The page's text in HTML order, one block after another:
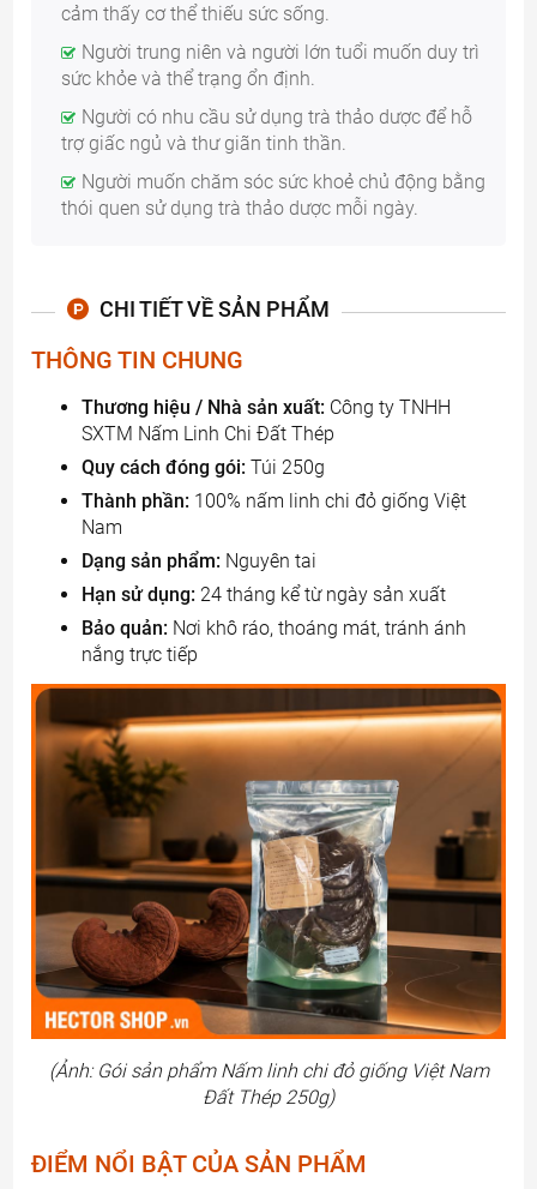
cảm thấy cơ thể thiếu sức sống.
Người trung niên và người lớn tuổi muốn duy trì
sức khỏe và thể trạng ổn định.
Người có nhu cầu sử dụng trà thảo dược để hỗ
trợ giấc ngủ và thư giãn tinh thần.
Người muốn chăm sóc sức khoẻ chủ động bằng
thói quen sử dụng trà thảo dược mỗi ngày.
CHI TIẾT VỀ SẢN PHẨM
THÔNG TIN CHUNG
Thương hiệu / Nhà sản xuất: Công ty TNHH
SXTM Nấm Linh Chi Đất Thép
Quy cách đóng gói: Túi 250g
Thành phần: 100% nấm linh chi đỏ giống Việt
Nam
Dạng sản phẩm: Nguyên tai
Hạn sử dụng: 24 tháng kể từ ngày sản xuất
Bảo quản: Nơi khô ráo, thoáng mát, tránh ánh
nắng trực tiếp
(Ảnh: Gói sản phẩm Nấm linh chi đỏ giống Việt Nam
Đất Thép 250g)
ĐIỂM NỔI BẬT CỦA SẢN PHẨM